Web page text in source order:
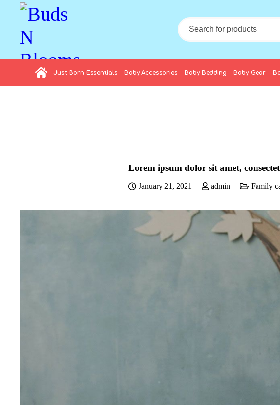
Just Born Essentials Baby Accessories Baby Bedding Baby Gear
Lorem ipsum dolor sit amet,
January 21, 2021 admin Family